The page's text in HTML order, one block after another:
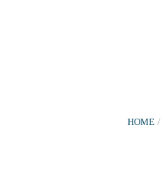
HOME /